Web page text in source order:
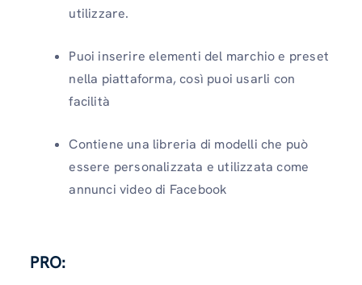
utilizzare.
Puoi inserire elementi del marchio e preset
nella piattaforma, così puoi usarli con
facilità
Contiene una libreria di modelli che può
essere personalizzata e utilizzata come
annunci video di Facebook
PRO: